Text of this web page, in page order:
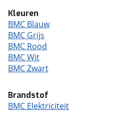
Kleuren
BMC Blauw
BMC Grijs
BMC Rood
BMC Wit
BMC Zwart
Brandstof
BMC Elektriciteit